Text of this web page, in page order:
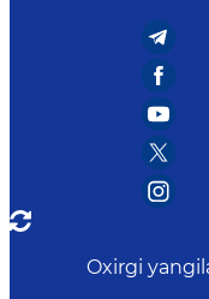
Oxirgi